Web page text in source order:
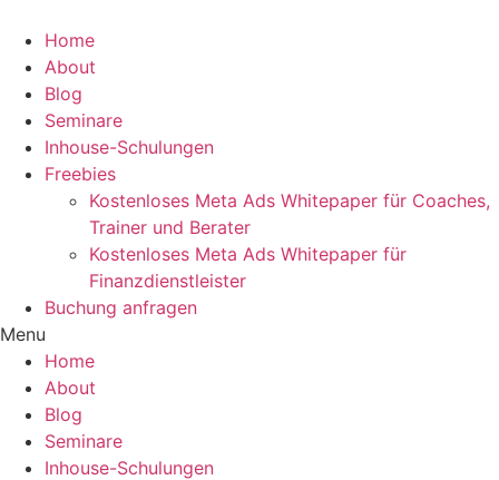
Home
About
Blog
Seminare
Inhouse-Schulungen
Freebies
Kostenloses Meta Ads Whitepaper für Coaches,
Trainer und Berater
Kostenloses Meta Ads Whitepaper für
Finanzdienstleister
Buchung anfragen
Menu
Home
About
Blog
Seminare
Inhouse-Schulungen